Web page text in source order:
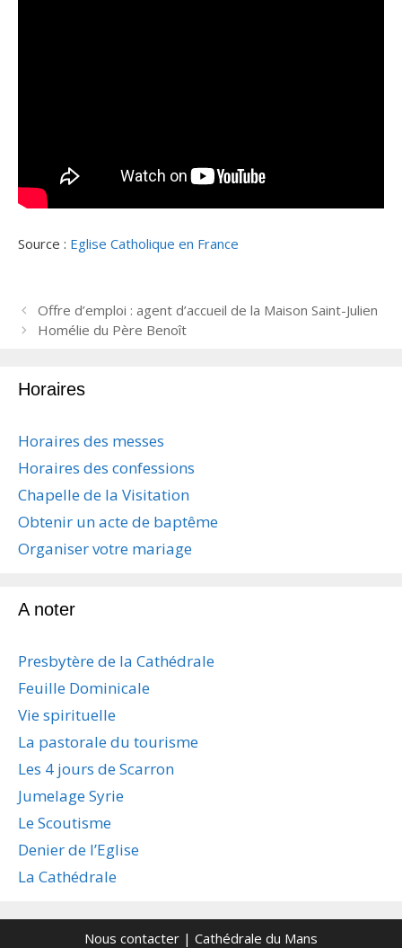
Source : Eglise Catholique en France
N
a
g
i
o
n
e
s
t
l
e
s
Offre d’emploi : agent d’accueil de la Maison Saint-Julien
Homélie du Père Benoît
Horaires
Horaires des messes
Horaires des confessions
Chapelle de la Visitation
Obtenir un acte de baptême
Organiser votre mariage
A noter
Presbytère de la Cathédrale
Feuille Dominicale
Vie spirituelle
La pastorale du tourisme
Les 4 jours de Scarron
Jumelage Syrie
Le Scoutisme
Denier de l’Eglise
La Cathédrale
Nous contacter | Cathédrale du Mans